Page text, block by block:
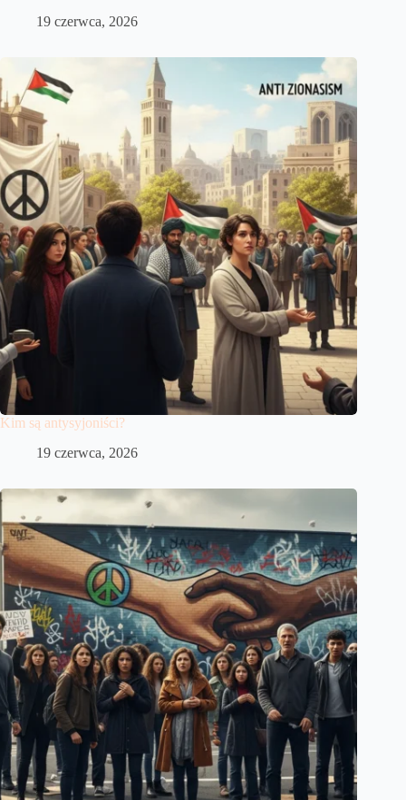
19 czerwca, 2026
Kim są antysyjoniści?
19 czerwca, 2026